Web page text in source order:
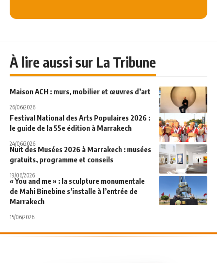
À lire aussi sur La Tribune
Maison ACH : murs, mobilier et œuvres d’art
26/06/2026
Festival National des Arts Populaires 2026 :
le guide de la 55e édition à Marrakech
24/06/2026
Nuit des Musées 2026 à Marrakech : musées
gratuits, programme et conseils
19/06/2026
« You and me » : la sculpture monumentale
de Mahi Binebine s’installe à l’entrée de
Marrakech
15/06/2026